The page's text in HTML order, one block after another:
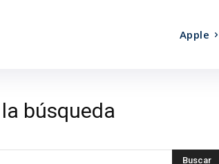
Apple
búsqueda